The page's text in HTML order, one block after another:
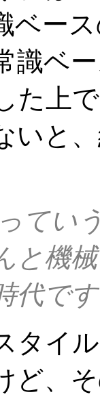
ベー
識ベ
た上
いと
てい
と機
代で
タイ
ど、